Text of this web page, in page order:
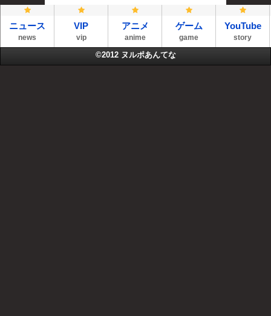
ニュース
news
VIP
vip
アニメ
anime
ゲーム
game
YouTube
story
©2012 ヌルポあんてな